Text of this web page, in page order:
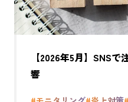
【2026年5月】SNS
響